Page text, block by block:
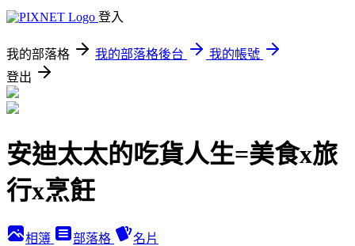
登入
我的部落格 我的部落格後台
我的帳號
登出
安迪太太的吃貨人生=美食x旅
行x烹飪
相簿 部落格 名片